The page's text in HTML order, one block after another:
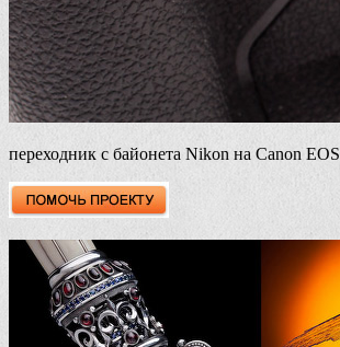
переходник с байонета Nikon на Canon EOS